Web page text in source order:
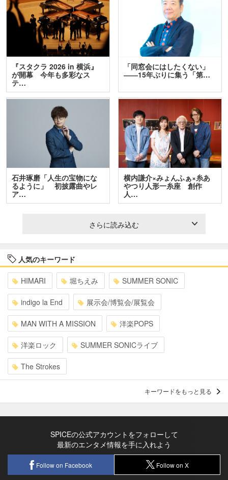
『スタクラ 2026 in 横浜』
が開幕 今年も多彩なス
テ…
「同窓会にはしたくない」
――15年ぶりに集う「第…
石井琢磨「人生の宝物にな
るように」 初披露曲やレ
ア…
横内謙介×みょんふぁ×糸あ
やつり人形一糸座 創作
人…
さらに読み込む
人気のキーワード
HIMARI 堀ちえみ SUMMER SONIC
indigo la End 展示会/博覧会/展覧会
MAN WITH A MISSION 洋楽POPS
洋楽ロック SUMMER SONICライブ
The Strokes
キーワードをもっと見る
SPICEの公式アカウントをフォローして
最新のエンタメ情報を手に入れよう
Follow on Facebook Follow on X